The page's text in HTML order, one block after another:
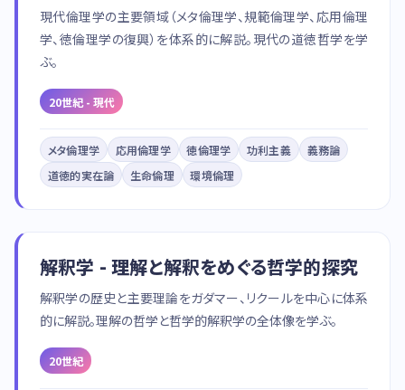
現代倫理学の主要領域（メタ倫理学、規範倫理学、応用倫理
学、徳倫理学の復興）を体系的に解説。現代の道徳哲学を学
ぶ。
20世紀 - 現代
メタ倫理学 応用倫理学 徳倫理学 功利主義
義務論
道徳的実在論
生命倫理 環境倫理
解釈学 - 理解と解釈をめぐる哲学的探究
解釈学の歴史と主要理論をガダマー、リクールを中心に体系
的に解説。理解の哲学と哲学的解釈学の全体像を学ぶ。
20世紀